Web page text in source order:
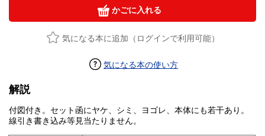
かごに入れる
気になる本に追加（ログインで利用可能）
気になる本の使い方
解説
付図付き。セット函にヤケ、シミ、ヨゴレ、本体にも若干あり。
線引き書き込み等見当たりません。